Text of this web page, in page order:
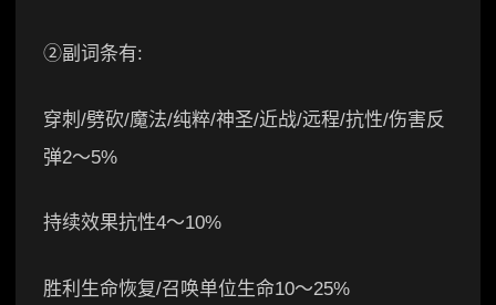
②副词条有:
穿刺/劈砍/魔法/纯粹/神圣/近战/远程/抗性/伤害反
弹2～5%
持续效果抗性4～10%
胜利生命恢复/召唤单位生命10～25%